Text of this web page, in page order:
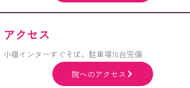
アクセス
小嶺インターすぐそば。駐車場16台完備
院へのアクセス